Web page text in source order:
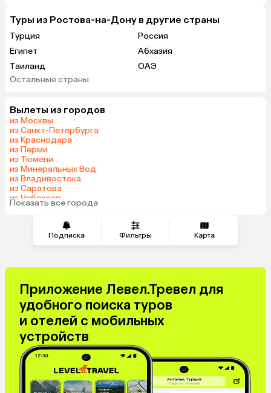
Подписка Фильтры Карта
Туры из Ростова-на-Дону в другие страны
Турция
Россия
Египет
Абхазия
Таиланд
ОАЭ
Вьетнам
Беларусь
Шри-Ланка
Казахстан
Узбекистан
Сербия
Кипр
Иордания
Киргизия
Венесуэла
Саудовская Аравия
Греция
Таджикистан
Остальные страны
Вылеты из городов
из Москвы
из Санкт-Петербурга
из Краснодара
из Перми
из Тюмени
из Минеральных Вод
из Владивостока
из Саратова
из Чебоксар
из Калининграда
Показать все города
Приложение Левел.Тревел для
удобного поиска туров
и отелей с мобильных
устройств